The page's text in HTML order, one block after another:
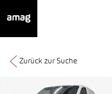
Zurück zur Suche